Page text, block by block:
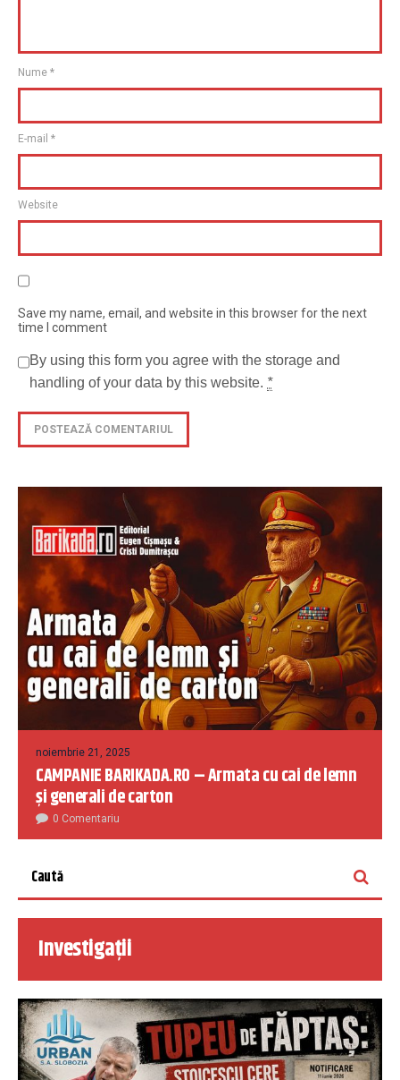
Nume *
E-mail *
Website
Save my name, email, and website in this browser for the next
time I comment
By using this form you agree with the storage and
handling of your data by this website. *
noiembrie 21, 2025
CAMPANIE BARIKADA.RO – Armata cu cai de lemn
și generali de carton
0 Comentariu
Investigații